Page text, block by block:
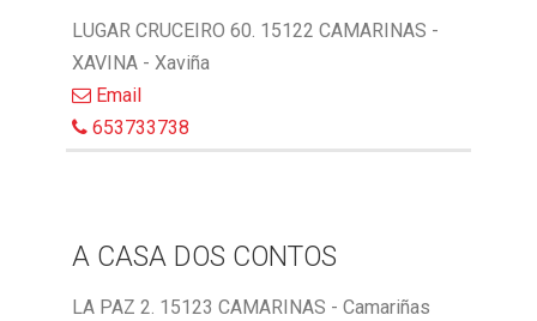
LUGAR CRUCEIRO 60. 15122 CAMARINAS -
XAVINA - Xaviña
Email
653733738
A CASA DOS CONTOS
LA PAZ 2. 15123 CAMARINAS - Camariñas